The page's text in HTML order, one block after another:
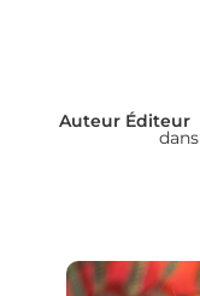
AuteurÉditeur
dans